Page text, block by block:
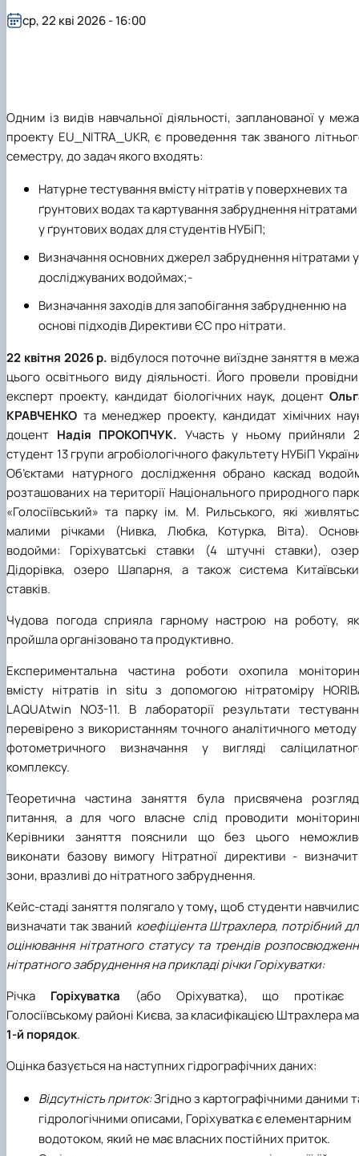
Одним із видів навчальної діяльності, запланованої у
проекту EU_NITRA_UKR, є проведення так званого
семестру, до задач якого входять:
Натурне тестування вмісту нітратів у поверхневих та
ґрунтових водах та картування забруднення нітратами
у ґрунтових водах для студентів НУБіП;
Визначання основних джерел забруднення нітратами у
досліджуваних водоймах;-
Визначання заходів для запобігання забрудненню на
основі підходів Директиви ЄС про нітрати.
22 квітня 2026 р. відбулося поточне виїздне заняття в
цього освітнього виду діяльності. Його провели
експерт проекту, кандидат біологічних наук, доцент
КРАВЧЕНКО та менеджер проекту, кандидат хімічних
доцент Надія ПРОКОПЧУК. Участь у ньому прийняли
студент 13 групи агробіологічного факультету НУБіП
Об’єктами натурного дослідження обрано каскад
розташованих на території Національного природного
«Голосіївський» та парку ім. М. Рильського, які
малими річками (Нивка, Любка, Котурка, Віта).
водойми: Горіхуватські ставки (4 штучні ставки),
Дідорівка, озеро Шапарня, а також система
ставків.
Чудова погода сприяла гарному настрою на роботу,
пройшла організовано та продуктивно.
Експериментальна частина роботи охопила
вмісту нітратів in situз допомогою нітратоміру
LAQUAtwin NO3-11. В лабораторії результати
перевірено з використанням точного аналітичного
фотометричного визначання у вигляді
комплексу.
Теоретична частина заняття була присвячена
питання, а для чого власне слід проводити
Керівники заняття пояснили що без цього
виконати базову вимогу Нітратної директиви -
зони, вразливі до нітратного забруднення.
Кейс-стаді заняття полягало у тому, щоб студенти
визначати такзваний коефіціента Штрахлера, потрібний
оцінювання нітратного статусу та трендів
нітратного забруднення на прикладі річки Горіхуватки:
Річка Горіхуватка (або Оріхуватка), що протікає
Голосіївському районі Києва, за класифікацією Штрахлера
1-й порядок.
Оцінка базується на наступних гідрографічних даних:
Відсутність приток:Згідно з картографічними даними
гідрологічними описами, Горіхуватка є елементарним
водотоком, який не має власних постійних приток.
ср, 22 кві 2026 - 16:00